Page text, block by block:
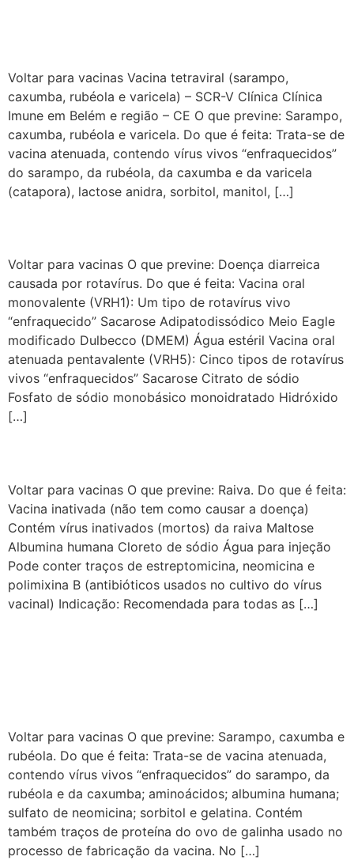
Voltar para vacinas Vacina tetraviral (sarampo,
caxumba, rubéola e varicela) – SCR-V Clínica Clínica
Imune em Belém e região – CE O que previne: Sarampo,
caxumba, rubéola e varicela. Do que é feita: Trata-se de
vacina atenuada, contendo vírus vivos “enfraquecidos”
do sarampo, da rubéola, da caxumba e da varicela
(catapora), lactose anidra, sorbitol, manitol, […]
Voltar para vacinas O que previne: Doença diarreica
causada por rotavírus. Do que é feita: Vacina oral
monovalente (VRH1): Um tipo de rotavírus vivo
“enfraquecido” Sacarose Adipatodissódico Meio Eagle
modificado Dulbecco (DMEM) Água estéril Vacina oral
atenuada pentavalente (VRH5): Cinco tipos de rotavírus
vivos “enfraquecidos” Sacarose Citrato de sódio
Fosfato de sódio monobásico monoidratado Hidróxido
[…]
Voltar para vacinas O que previne: Raiva. Do que é feita:
Vacina inativada (não tem como causar a doença)
Contém vírus inativados (mortos) da raiva Maltose
Albumina humana Cloreto de sódio Água para injeção
Pode conter traços de estreptomicina, neomicina e
polimixina B (antibióticos usados no cultivo do vírus
vacinal) Indicação: Recomendada para todas as […]
Voltar para vacinas O que previne: Sarampo, caxumba e
rubéola. Do que é feita: Trata-se de vacina atenuada,
contendo vírus vivos “enfraquecidos” do sarampo, da
rubéola e da caxumba; aminoácidos; albumina humana;
sulfato de neomicina; sorbitol e gelatina. Contém
também traços de proteína do ovo de galinha usado no
processo de fabricação da vacina. No […]